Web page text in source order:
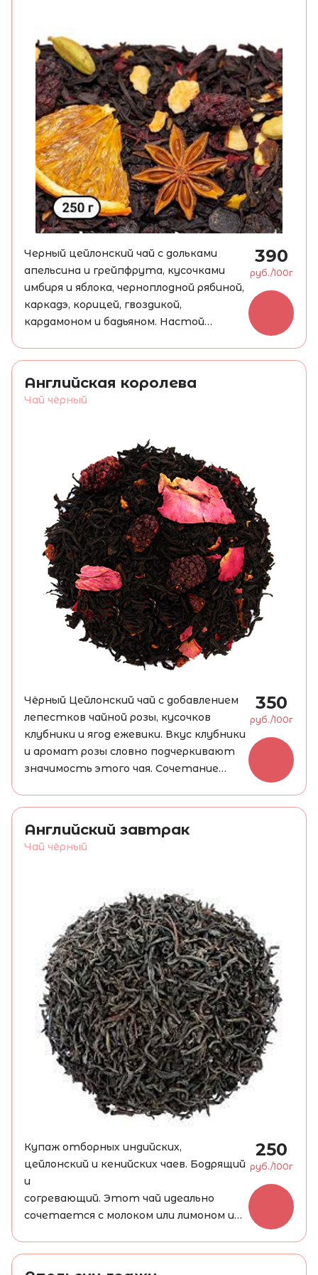
Черный цейлонский чай с дольками
апельсина и грейпфрута, кусочками
имбиря и яблока, черноплодной рябиной,
каркадэ, корицей, гвоздикой,
кардамоном и бадьяном. Настой
здоровье, поднимает настроение и
укрепляет иммунитет.
390
руб./100г
Английская королева
Чай чёрный
Чёрный Цейлонский чай с добавлением
лепестков чайной розы, кусочков
клубники и ягод ежевики. Вкус клубники
и аромат розы словно подчеркивают
значимость этого чая. Сочетание
соблазняюще ароматен. Успокаивает,
укрепляет иммунитет и снижает
350
руб./100г
Английский завтрак
Чай чёрный
Купаж отборных индийских,
цейлонский и кенийских чаев. Бодрящий
и
согревающий. Этот чай идеально
сочетается с молоком или лимоном и
250
руб./100г